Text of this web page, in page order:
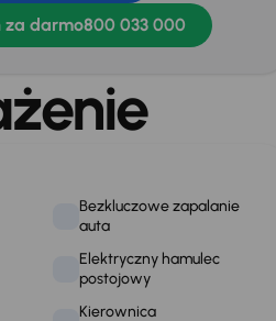
za darmo800 033 000
Bezkluczowe zapalanie
auta
Elektryczny hamulec
postojowy
Kierownica